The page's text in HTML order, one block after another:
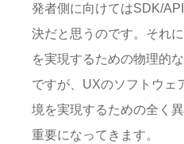
発者側に向けてはSDK/
決だと思うのです。それ
を実現するための物理的
ですが、UXのソフトウェ
境を実現するための全く
重要になってきます。